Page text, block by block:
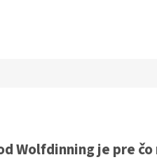
Wolfdinning je pre